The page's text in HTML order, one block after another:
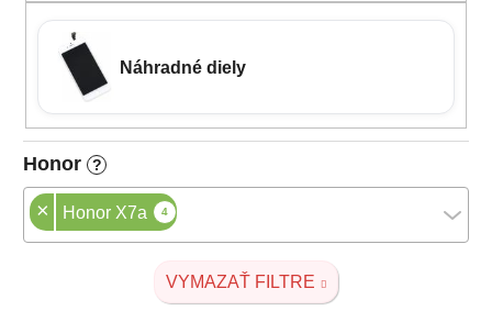
Náhradné diely
Honor ?
× Honor X7a 4
VYMAZAŤ FILTRE